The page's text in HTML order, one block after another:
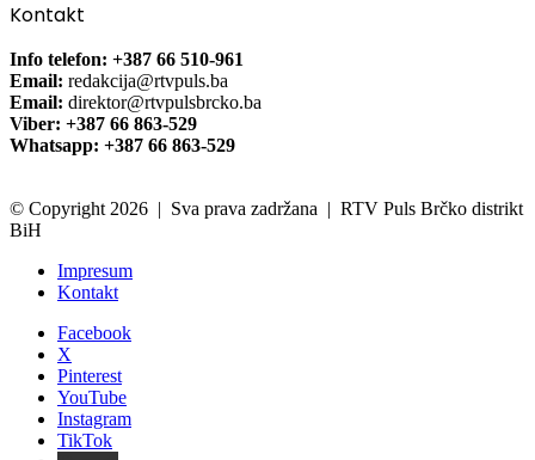
Kontakt
Info telefon: +387 66 510-961
Email: redakcija@rtvpuls.ba
Email: direktor@rtvpulsbrcko.ba
Viber: +387 66 863-529
Whatsapp: +387 66 863-529
© Copyright 2026 | Sva prava zadržana | RTV Puls Brčko distrikt
BiH
Impresum
Kontakt
Facebook
X
Pinterest
YouTube
Instagram
TikTok